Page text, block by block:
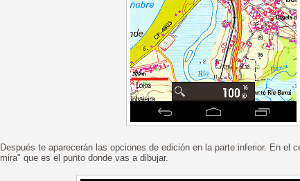
Después te aparecerán las opciones de edición en la parte inferior. En el
mira" que es el punto donde vas a dibujar.